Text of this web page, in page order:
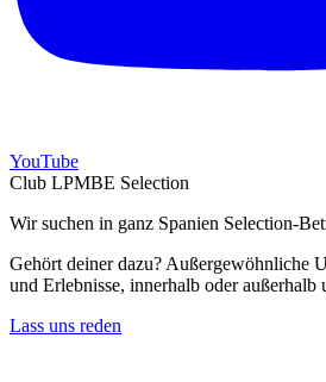
YouTube
Club LPMBE Selection
Wir suchen in ganz Spanien Selection-
Gehört deiner dazu? Außergewöhnliche
und Erlebnisse, innerhalb oder außerhalb
Lass uns reden